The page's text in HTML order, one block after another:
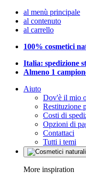
al menù principale
al contenuto
al carrello
100% cosmetici
Italia: spedizione
Almeno 1
Aiuto
Dov'è il mio
Restituzione
Costi di
Opzioni di
Contattaci
Tutti i temi
More inspiration